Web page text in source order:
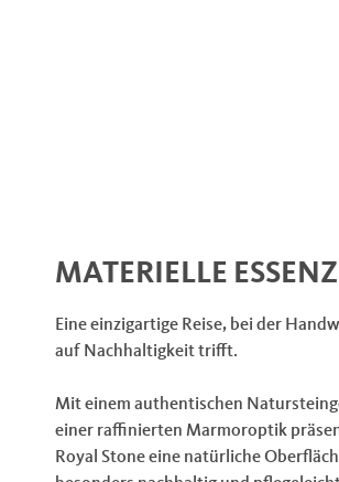
MATERIELLE
Eine einzigartige Reise, bei der
auf Nachhaltigkeit trifft.
Mit einem authentischen
einer raffinierten Marmoroptik
Royal Stone eine natürliche